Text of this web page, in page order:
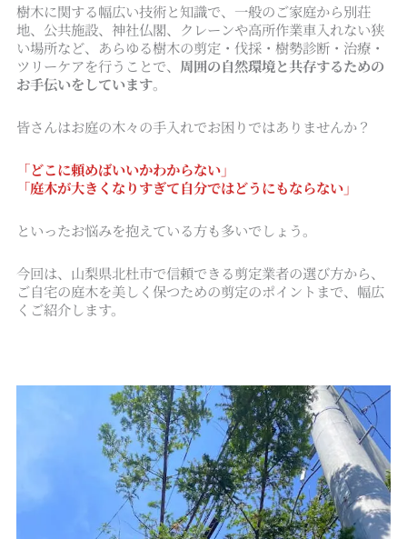
樹木に関する幅広い技術と知識で、一般のご家庭から別荘
地、公共施設、神社仏閣、クレーンや高所作業車入れない狭
い場所など、あらゆる樹木の剪定・伐採・樹勢診断・治療・
ツリーケアを行うことで、 周囲の自然環境と共存するための
お手伝いをしています。
皆さんはお庭の木々の手入れでお困りではありませんか？
「どこに頼めばいいかわからない」
「庭木が大きくなりすぎて自分ではどうにもならない」
といったお悩みを抱えている方も多いでしょう。
今回は、山梨県北杜市で信頼できる剪定業者の選び方から、
ご自宅の庭木を美しく保つための剪定のポイントまで、幅広
くご紹介します。